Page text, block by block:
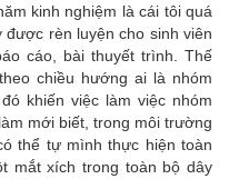
kinh nghiệm là cái tôi quá
rèn luyện cho sinh viên
cáo, bài thuyết trình. Thế
chiều hướng ai là nhóm
khiến việc làm việc nhóm
mới biết, trong môi trường
thể tự mình thực hiện toàn
mắt xích trong toàn bộ dây